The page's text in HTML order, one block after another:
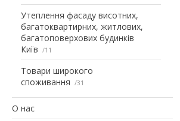
Утеплення фасаду висотних,
багатоквартирних, житлових,
багатоповерхових будинків
Київ
11
Товари широкого
споживання
31
О нас